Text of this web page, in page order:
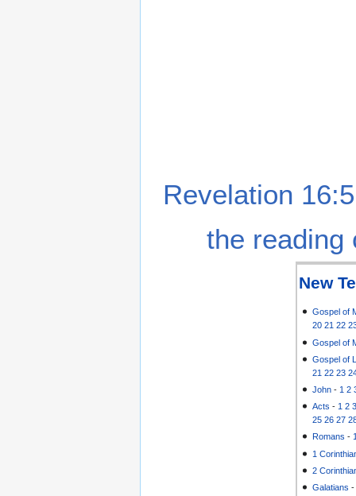
Revelation
the reading
New
Gospel of
20 21 22
Gospel of
Gospel of
21 22 23
John - 1 2
Acts - 1 2
25 26 27
Romans -
1
2
Galatians